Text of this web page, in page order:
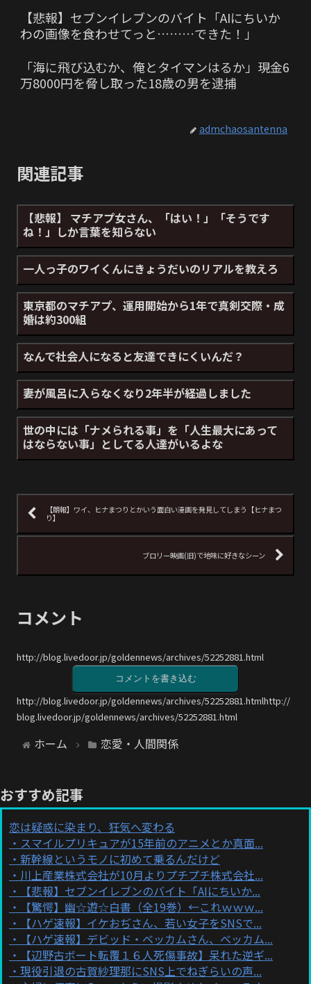
【悲報】セブンイレブンのバイト「AIにちいか
わの画像を食わせてっと………できた！」
「海に飛び込むか、俺とタイマンはるか」現金6
万8000円を脅し取った18歳の男を逮捕
admchaosantenna
関連記事
【悲報】 マチアプ女さん、「はい！」「そうです
ね！」しか言葉を知らない
一人っ子のワイくんにきょうだいのリアルを教えろ
東京都のマチアプ、運用開始から1年で真剣交際・成
婚は約300組
なんで社会人になると友達できにくいんだ？
妻が風呂に入らなくなり2年半が経過しました
世の中には「ナメられる事」を「人生最大にあって
はならない事」としてる人達がいるよな
【朗報】ワイ、ヒナまつりとかいう面白い漫画を発見してしまう【ヒナまつ
り】
ブロリー映画(旧)で地味に好きなシーン
コメント
http://blog.livedoor.jp/goldennews/archives/52252881.html
コメントを書き込む
http://blog.livedoor.jp/goldennews/archives/52252881.htmlhttp://
blog.livedoor.jp/goldennews/archives/52252881.html
ホーム 恋愛・人間関係
おすすめ記事
恋は疑惑に染まり、狂気へ変わる
スマイルプリキュアが15年前のアニメとか真面...
新幹線というモノに初めて乗るんだけど
川上産業株式会社が10月よりプチプチ株式会社...
【悲報】セブンイレブンのバイト「AIにちいか...
【驚愕】幽☆遊☆白書（全19巻）←これｗｗｗ...
【ハゲ速報】イケおぢさん、若い女子をSNSで...
【ハゲ速報】デビッド・ベッカムさん、ベッカム...
【辺野古ボート転覆１６人死傷事故】呆れた逆ギ...
現役引退の古賀紗理那にSNS上でねぎらいの声...